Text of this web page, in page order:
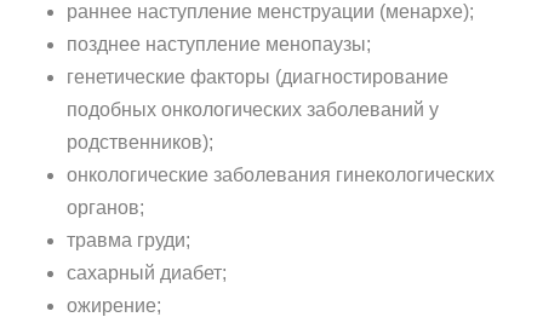
раннее наступление менструации (менархе);
позднее наступление менопаузы;
генетические факторы (диагностирование
подобных онкологических заболеваний у
родственников);
онкологические заболевания гинекологических
органов;
травма груди;
сахарный диабет;
ожирение;